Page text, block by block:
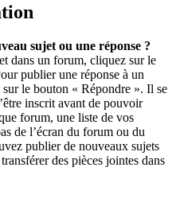
sujet ou une réponse ?
dans un forum, cliquez sur le
publier une réponse à un
le bouton « Répondre ». Il se
inscrit avant de pouvoir
forum, une liste de vos
de l’écran du forum ou du
publier de nouveaux sujets
des pièces jointes dans